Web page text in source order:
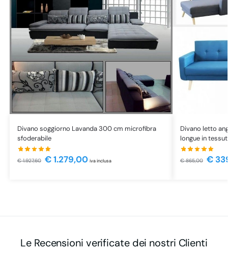
Divano soggiorno Lavanda 300 cm microfibra
sfoderabile
€1.927,60 €1.279,00 iva inclusa
Divano letto
longue in
€865,00 €
Le Recensioni verificate dei nostri Clienti